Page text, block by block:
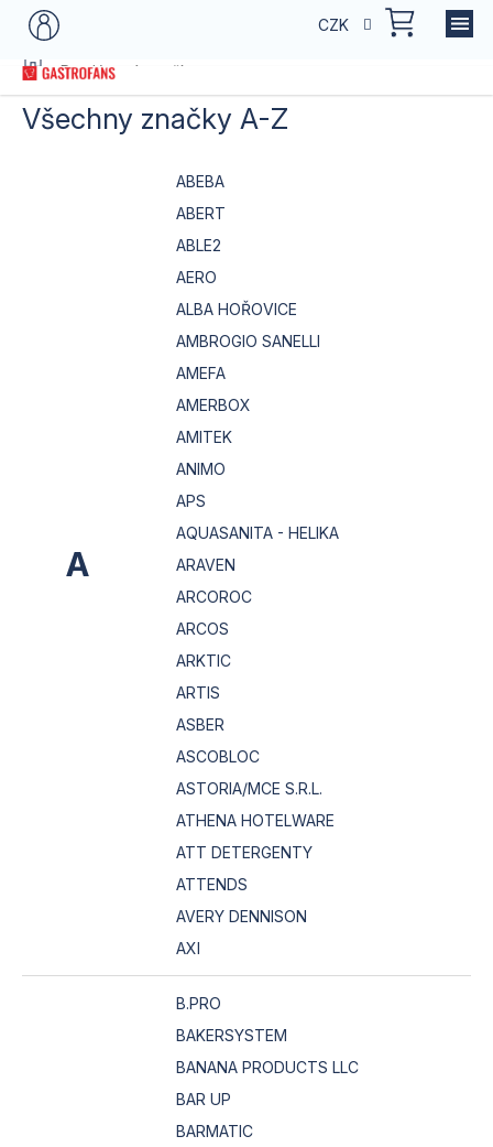
Přejít
CZK
Domů
Prodávané značky
Všechny značky A-Z
A
ABEBA
ABERT
ABLE2
AERO
ALBA HOŘOVICE
AMBROGIO SANELLI
AMEFA
AMERBOX
AMITEK
ANIMO
APS
AQUASANITA - HELIKA
ARAVEN
ARCOROC
ARCOS
ARKTIC
ARTIS
ASBER
ASCOBLOC
ASTORIA/MCE S.R.L.
ATHENA HOTELWARE
ATT DETERGENTY
ATTENDS
AVERY DENNISON
AXI
B.PRO
BAKERSYSTEM
BANANA PRODUCTS LLC
BAR UP
BARMATIC